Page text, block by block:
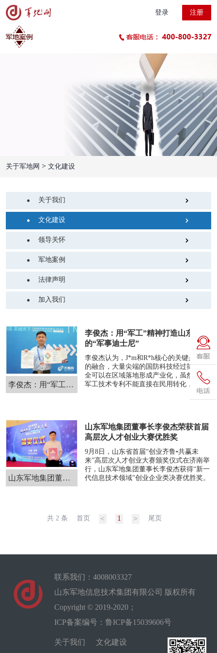
登录 注册
关于军地网 > 文化建设
关于我们
文化建设
领导关怀
军地案例
法律声明
加入我们
李俊杰：用“军工”精神打造山...
李俊杰：用“军工”精神打造山东
的“军事迪士尼”
李俊杰认为，J*m和R*h核心的关键是科技
的融合，大量尖端的国防科技经过筛选完
全可以在区域落地形成产业化，虽然部分
军工技术专利不能直接在民用转化，但经
过二次研发与技术嫁接是完全可以实现
的，这得益于军工企业先进的核心技术。
山东军地集团董事长李俊杰荣获...
山东军地集团董事长李俊杰荣获首届
高层次人才创业大赛优胜奖
9月8日，山东省首届“创业齐鲁•共赢未
来”高层次人才创业大赛颁奖仪式在济南举
行，山东军地集团董事长李俊杰获得“新一
代信息技术领域”创业企业类决赛优胜奖。
共 2 条 首页 < 1 > 尾页
联系我们：4008003327
山东军地信息技术集团有限公司 版权所有
Copyright © 2019-2020；
ICP备案编号：鲁ICP备15039606号
关于我们 文化建设